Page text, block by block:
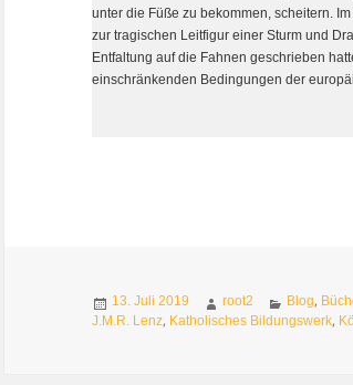
unter die Füße zu bekommen, scheitern.
zur tragischen Leitfigur einer Sturm und
Entfaltung auf die Fahnen geschrieben
einschränkenden Bedingungen der
Veröffentlicht
am
13. Juli 2019 Autor
root2 Kategorien
Blog,
J.M.R. Lenz, Katholisches Bildungswerk,